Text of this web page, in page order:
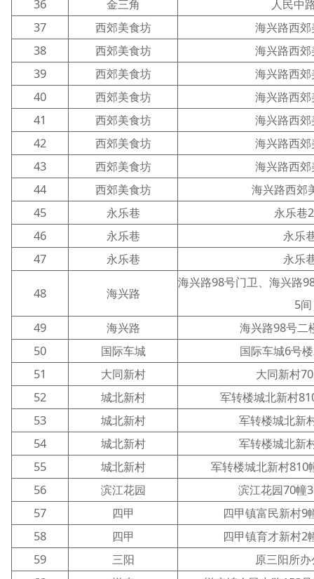
36 金三角
人民中
37
西郊美食坊
海兴路西
38
西郊美食坊
海兴路西
39
西郊美食坊
海兴路西
40
西郊美食坊
海兴路西
41
西郊美食坊
海兴路西
42
西郊美食坊
海兴路西
43
西郊美食坊
海兴路西
44
西郊美食坊
海兴路西郊
45
永乐巷
永乐巷
46
永乐巷
永乐
47
永乐巷 永乐
48 海兴路
海兴路98号门卫、海兴路
5
49
海兴路
海兴路98号二
50
国际车城
国际车城6号
51
大同新村
大同新村
52
城北新村
军转楼城北新村
53
城北新村
军转楼城北新
54
城北新村
军转楼城北新
55
城北新村
军转楼城北新村810
56
滨江花园
滨江花园70幢
57
四甲
四甲镇富民新村9
58
四甲
四甲镇育才新村2
59
三阳
原三阳所